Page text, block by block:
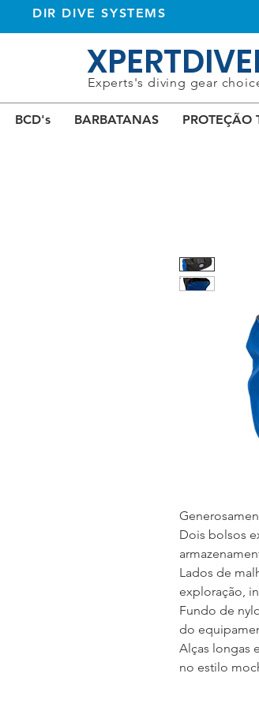
BCD's BARBATANAS PROTEÇÃO
Experts's diving gear
DIR DIVE SYSTEMS
Dois bolsos
Lados de
exploração,
Fundo de
do
Alças longas
no estilo